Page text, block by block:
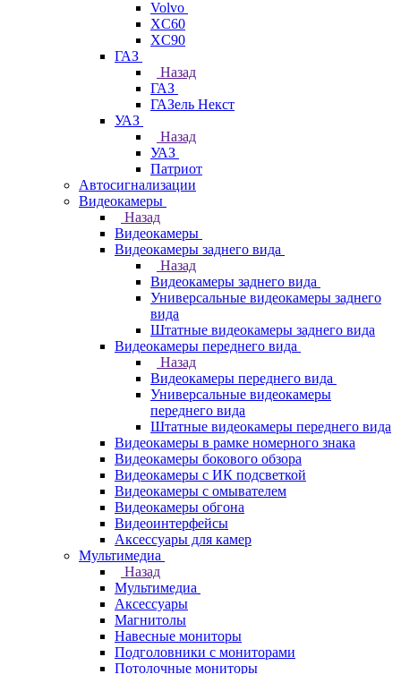
Volvo
XC60
XC90
ГАЗ
Назад
ГАЗ
ГАЗель Некст
УАЗ
Назад
УАЗ
Патриот
Автосигнализации
Видеокамеры
Назад
Видеокамеры
Видеокамеры заднего вида
Назад
Видеокамеры заднего вида
Универсальные видеокамеры заднего
вида
Штатные видеокамеры заднего вида
Видеокамеры переднего вида
Назад
Видеокамеры переднего вида
Универсальные видеокамеры
переднего вида
Штатные видеокамеры переднего вида
Видеокамеры в рамке номерного знака
Видеокамеры бокового обзора
Видеокамеры с ИК подсветкой
Видеокамеры с омывателем
Видеокамеры обгона
Видеоинтерфейсы
Аксессуары для камер
Мультимедиа
Назад
Мультимедиа
Аксессуары
Магнитолы
Навесные мониторы
Подголовники с мониторами
Потолочные мониторы